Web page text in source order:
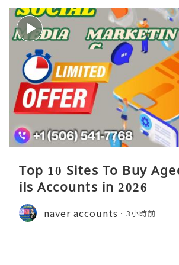
Top 10 Sites To Buy
ils Accounts in 2026
naver accounts 3小時前